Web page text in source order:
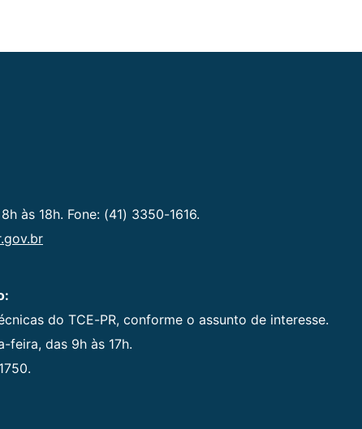
às 18h. Fone: (41) 3350-1616.
do TCE-PR, conforme o assunto de interesse.
feira, das 9h às 17h.